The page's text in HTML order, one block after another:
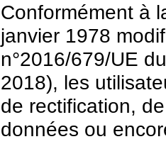
Conformément à
janvier 1978
n°2016/679/UE
2018), les
de rectification,
données ou